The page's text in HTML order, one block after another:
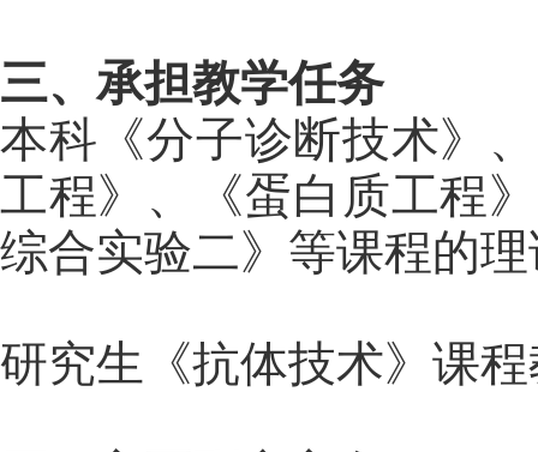
三、承担教学任务
本科《分子诊断技术》
工程》、《蛋白质工程
综合实验二》等课程的
研究生《抗体技术》课